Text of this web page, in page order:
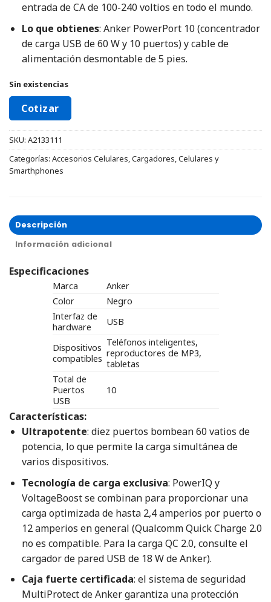
entrada de CA de 100-240 voltios en todo el mundo.
Lo que obtienes: Anker PowerPort 10 (concentrador
de carga USB de 60 W y 10 puertos) y cable de
alimentación desmontable de 5 pies.
Sin existencias
Cotizar
SKU: A2133111
Categorías: Accesorios Celulares,Cargadores,Celulares y
Smarthphones
Descripción
Información adicional
Especificaciones
Marca
Anker
Color
Negro
Interfaz de
hardware
USB
Dispositivos
compatibles
Teléfonos inteligentes,
reproductores de MP3,
tabletas
Total de
Puertos
USB
10
Características:
Ultrapotente: diez puertos bombean 60 vatios de
potencia, lo que permite la carga simultánea de
varios dispositivos.
Tecnología de carga exclusiva: PowerIQ y
VoltageBoost se combinan para proporcionar una
carga optimizada de hasta 2,4 amperios por puerto o
12 amperios en general (Qualcomm Quick Charge 2.0
no es compatible. Para la carga QC 2.0, consulte el
cargador de pared USB de 18 W de Anker).
Caja fuerte certificada: el sistema de seguridad
MultiProtect de Anker garantiza una protección